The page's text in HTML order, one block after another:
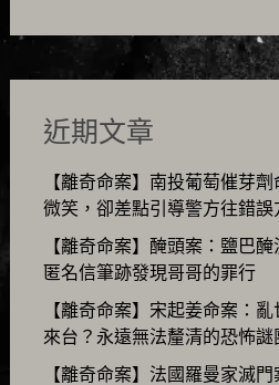
近期文章
【離奇命案】南投葡萄催芽
微笑，卻差點引導警方往錯誤
【離奇命案】醃頭案：鹽巴
匿名信筆跡發現哥哥的罪行
【離奇命案】宋起姜命案：
來台？永遠無法釐清的恐怖謎
【離奇命案】法國羅曼家滅